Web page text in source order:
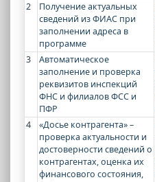
2
Получение актуальных
сведений из ФИАС при
заполнении адреса в
программе
3
Автоматическое
заполнение и проверка
реквизитов инспекций
ФНС и филиалов ФСС и
ПФР
4
«Досье контрагента» –
проверка актуальности и
достоверности сведений о
контрагентах, оценка их
финансового состояния,